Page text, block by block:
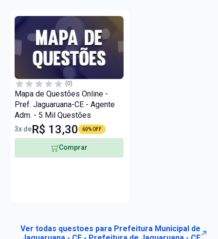
(0)
Mapa de Questões Online -
Pref. Jaguaruana-CE - Agente
Adm. - 5 Mil Questões
3x deR$ 13,30 60% OFF
Comprar
Ver todas questoes para Prefeitura Municipal de